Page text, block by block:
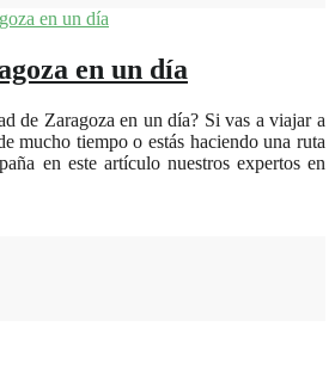
en un día
de Zaragoza en un día? Si vas a viajar a
mucho tiempo o estás haciendo una ruta
en este artículo nuestros expertos en